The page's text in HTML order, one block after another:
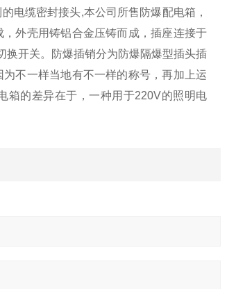
电缆密封接头,本公司所售防爆配电箱，
外壳用铸铝合金压铸而成，插座连接于
换开关。防爆插销分为防爆隔爆型插头插
不一样当地有不一样的称号，再加上运
箱的差异在于，一种用于220V的照明电